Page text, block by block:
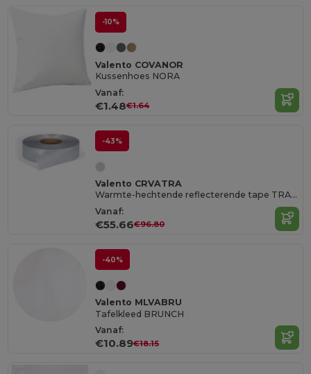
-10%
Valento COVANOR
Kussenhoes NORA
Vanaf:
€1.48€1.64
-43%
Valento CRVATRA
Warmte-hechtende reflecterende tape TRANSIT
Vanaf:
€55.66€96.80
-40%
Valento MLVABRU
Tafelkleed BRUNCH
Vanaf:
€10.89€18.15